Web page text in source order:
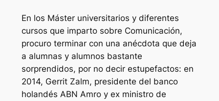
En los Máster universitarios y diferentes
cursos que imparto sobre Comunicación,
procuro terminar con una anécdota que deja
a alumnas y alumnos bastante
sorprendidos, por no decir estupefactos: en
2014, Gerrit Zalm, presidente del banco
holandés ABN Amro y ex ministro de